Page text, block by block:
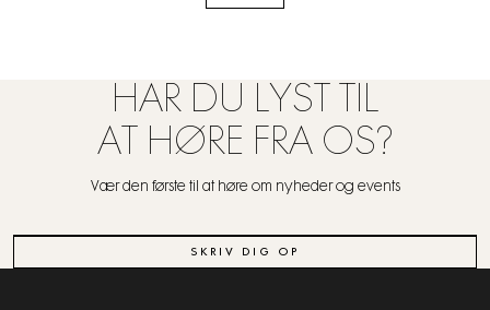
HAR DU LYST TIL
AT HØRE FRA OS?
Vær den første til at høre om nyheder og events
SKRIV DIG OP